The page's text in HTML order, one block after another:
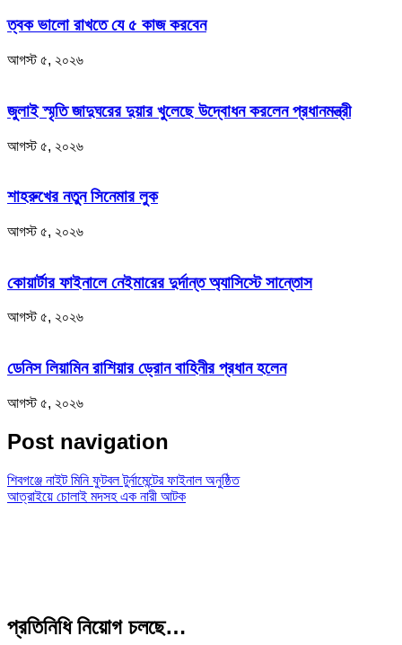
ত্বক ভালো রাখতে যে ৫ কাজ করবেন
আগস্ট ৫, ২০২৬
জুলাই স্মৃতি জাদুঘরের দুয়ার খুলেছে উদ্বোধন করলেন প্রধানমন্ত্রী
আগস্ট ৫, ২০২৬
শাহরুখের নতুন সিনেমার লুক
আগস্ট ৫, ২০২৬
কোয়ার্টার ফাইনালে নেইমারের দুর্দান্ত অ্যাসিস্টে সান্তোস
আগস্ট ৫, ২০২৬
ডেনিস লিয়ামিন রাশিয়ার ড্রোন বাহিনীর প্রধান হলেন
আগস্ট ৫, ২০২৬
Post navigation
শিবগঞ্জে নাইট মিনি ফুটবল টুর্নামেন্টের ফাইনাল অনুষ্ঠিত
আত্রাইয়ে চোলাই মদসহ এক নারী আটক
প্রতিনিধি নিয়োগ চলছে…